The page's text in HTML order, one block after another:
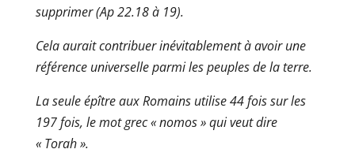
supprimer (Ap 22.18 à 19).
Cela aurait contribuer inévitablement à avoir une
référence universelle parmi les peuples de la terre.
La seule épître aux Romains utilise 44 fois sur les
197 fois, le mot grec « nomos » qui veut dire
« Torah ».